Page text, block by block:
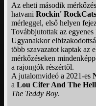
Az eheti második
hatvaniRockin' RockCats
mérleggel, első helyen
Továbbjutottak az egyenes
Ugyanakkor
több szavazatot kaptak az
mérkőzéseken
a rajongók részértől.
A jutalomvideó a 2021-es
aLou Cifer And The
The Teddy Boy.